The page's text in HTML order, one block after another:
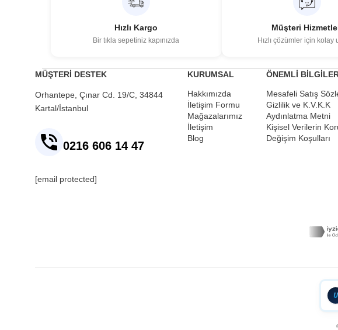
Hızlı Kargo
Bir tıkla sepetiniz kapınızda
Müşteri
Hızlı çözümler için kolay
MÜŞTERİ DESTEK
Orhantepe, Çınar Cd. 19/C, 34844
Kartal/İstanbul
0216 606 14 47
[email protected]
KURUMSAL
Hakkımızda
İletişim Formu
Mağazalarımız
İletişim
Blog
ÖNEMLİ
Mesafeli Satış
Gizlilik ve K.V.K.K
Aydınlatma Metni
Kişisel Verilerin
Değişim Koşulları
U